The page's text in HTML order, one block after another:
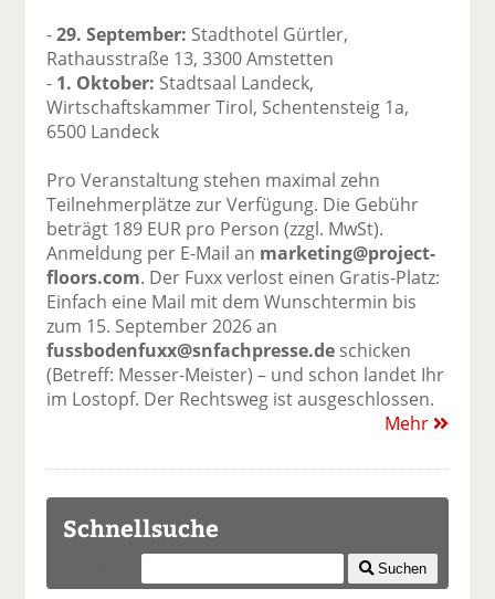
-29. September: Stadthotel Gürtler,
Rathausstraße 13, 3300 Amstetten
- 1. Oktober: Stadtsaal Landeck,
Wirtschaftskammer Tirol, Schentensteig 1a,
6500 Landeck
Pro Veranstaltung stehen maximal zehn
Teilnehmerplätze zur Verfügung. Die Gebühr
beträgt 189 EUR pro Person (zzgl. MwSt).
Anmeldung per E-Mail an marketing@project-
floors.com. Der Fuxx verlost einen Gratis-Platz:
Einfach eine Mail mit dem Wunschtermin bis
zum 15. September 2026 an
fussbodenfuxx@snfachpresse.de schicken
(Betreff: Messer-Meister) – und schon landet Ihr
im Lostopf. Der Rechtsweg ist ausgeschlossen.
Mehr
Schnellsuche
Suchen